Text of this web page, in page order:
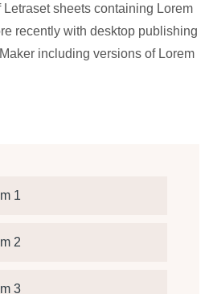
sheets containing Lorem
recently with desktop publishing
including versions of Lorem
1
2
3